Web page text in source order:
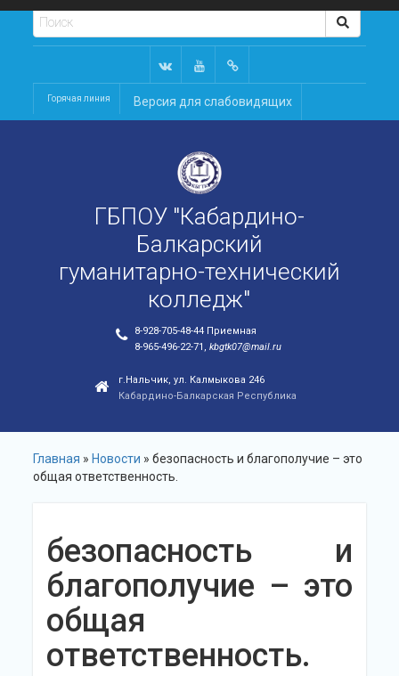
Горячая линия Версия для слабовидящих
ГБПОУ "Кабардино-
Балкарский
гуманитарно-технический
колледж"
8-928-705-48-44 Приемная
8-965-496-22-71, kbgtk07@mail.ru
г.Нальчик, ул. Калмыкова 246
Кабардино-Балкарская Республика
Главная » Новости » безопасность и благополучие – это
общая ответственность.
безопасность и
благополучие – это
общая
ответственность.